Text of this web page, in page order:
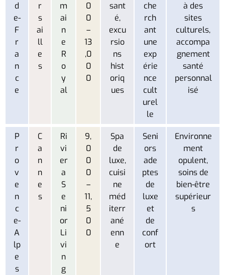
d
e-
F
r
a
n
c
e
r
s
ai
ll
e
s
m
ai
n
e
R
o
y
al
0
0
–
13
,0
0
0
sant
é,
excu
rsio
ns
hist
oriq
ues
che
rch
ant
une
exp
érie
nce
cult
urel
le
à des
sites
culturels,
accompa
gnement
santé
personnal
isé
P
r
o
v
e
n
c
e-
A
lp
e
s
C
a
n
n
e
s
Ri
vi
er
a
S
e
ni
or
Li
vi
n
g
9,
0
0
0
–
11,
5
0
0
Spa
de
luxe,
cuisi
ne
méd
iterr
ané
enn
e
Seni
ors
ade
ptes
de
luxe
et
de
conf
ort
Environne
ment
opulent,
soins de
bien-être
supérieur
s